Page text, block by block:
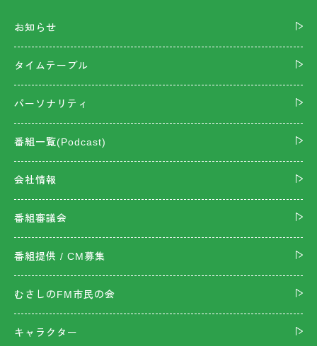
お知らせ
タイムテーブル
パーソナリティ
番組一覧(Podcast)
会社情報
番組審議会
番組提供 / CM募集
むさしのFM市民の会
キャラクター